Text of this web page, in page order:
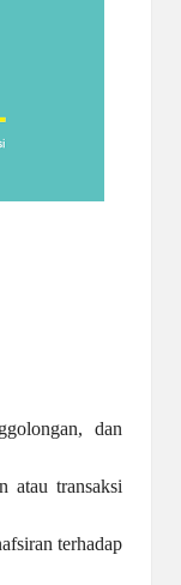
dan
atau transaksi
terhadap